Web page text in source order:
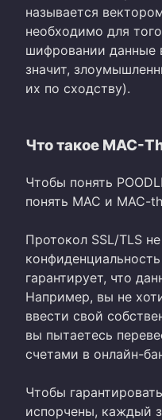
называется
необходимо для
шифровании данные
значит,
их по сходству).
Что такое MAC-
Чтобы понять
понять MAC и MAC-
Протокол SSL/TLS
гарантирует, что
Например, вы не
ввести свой
вы пытаетесь
счетами в онлайн-
Чтобы
испорчены, каждый